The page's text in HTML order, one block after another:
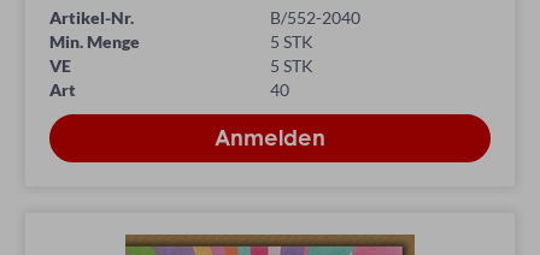
Artikel-Nr.
B/552-2040
Min. Menge
5 STK
VE
5 STK
Art
40